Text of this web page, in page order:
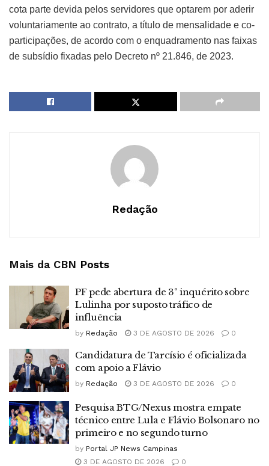
cota parte devida pelos servidores que optarem por aderir
voluntariamente ao contrato, a título de mensalidade e co-
participações, de acordo com o enquadramento nas faixas
de subsídio fixadas pelo Decreto nº 21.846, de 2023.
Redação
Mais da CBN Posts
PF pede abertura de 3º inquérito sobre
Lulinha por suposto tráfico de
influência
by Redação 3 DE AGOSTO DE 2026 0
Candidatura de Tarcísio é oficializada
com apoio a Flávio
by Redação 3 DE AGOSTO DE 2026 0
Pesquisa BTG/Nexus mostra empate
técnico entre Lula e Flávio Bolsonaro no
primeiro e no segundo turno
by Portal JP News Campinas
3 DE AGOSTO DE 2026
0